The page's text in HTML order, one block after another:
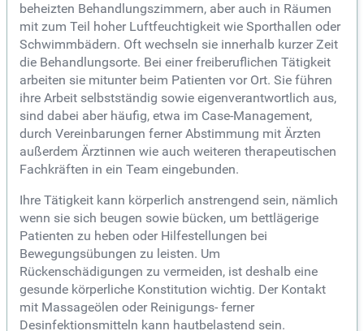
beheizten Behandlungszimmern, aber auch in Räumen
mit zum Teil hoher Luftfeuchtigkeit wie Sporthallen oder
Schwimmbädern. Oft wechseln sie innerhalb kurzer Zeit
die Behandlungsorte. Bei einer freiberuflichen Tätigkeit
arbeiten sie mitunter beim Patienten vor Ort. Sie führen
ihre Arbeit selbstständig sowie eigenverantwortlich aus,
sind dabei aber häufig, etwa im Case-Management,
durch Vereinbarungen ferner Abstimmung mit Ärzten
außerdem Ärztinnen wie auch weiteren therapeutischen
Fachkräften in ein Team eingebunden.
Ihre Tätigkeit kann körperlich anstrengend sein, nämlich
wenn sie sich beugen sowie bücken, um bettlägerige
Patienten zu heben oder Hilfestellungen bei
Bewegungsübungen zu leisten. Um
Rückenschädigungen zu vermeiden, ist deshalb eine
gesunde körperliche Konstitution wichtig. Der Kontakt
mit Massageölen oder Reinigungs- ferner
Desinfektionsmitteln kann hautbelastend sein.